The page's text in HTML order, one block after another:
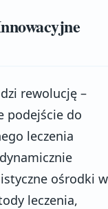
rewolucję –
podejście do
leczenia
ośrodki w
leczenia,